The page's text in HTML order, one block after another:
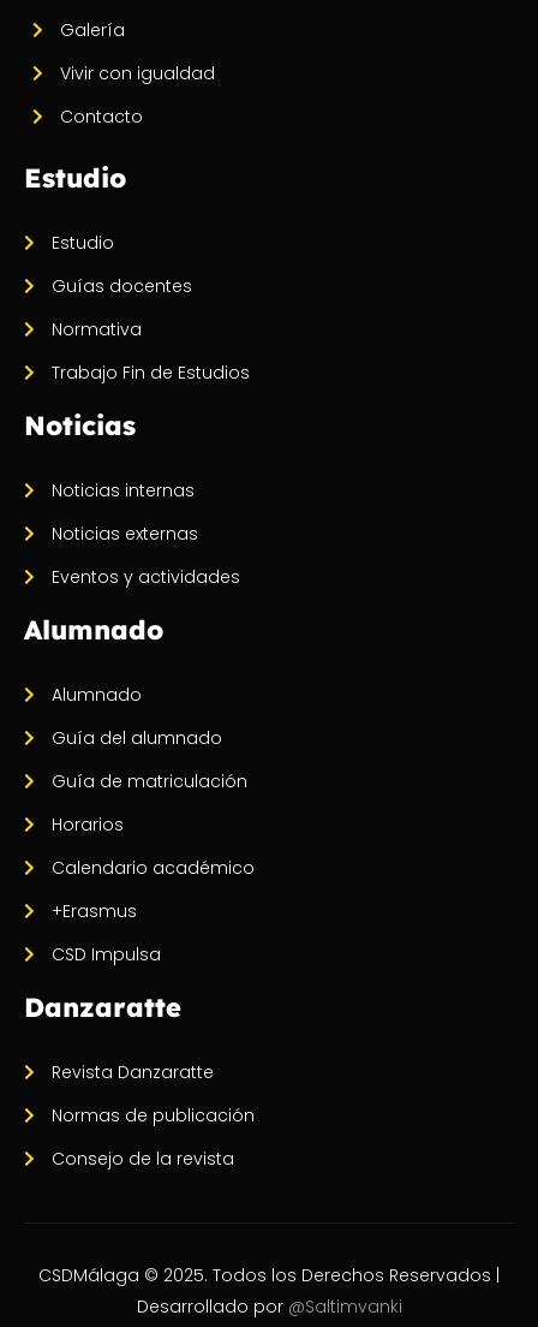
Galería
Vivir con igualdad
Contacto
Estudio
Estudio
Guías docentes
Normativa
Trabajo Fin de Estudios
Noticias
Noticias internas
Noticias externas
Eventos y actividades
Alumnado
Alumnado
Guía del alumnado
Guía de matriculación
Horarios
Calendario académico
+Erasmus
CSD Impulsa
Danzaratte
Revista Danzaratte
Normas de publicación
Consejo de la revista
CSDMálaga © 2025. Todos los Derechos Reservados |
Desarrollado por @Saltimvanki